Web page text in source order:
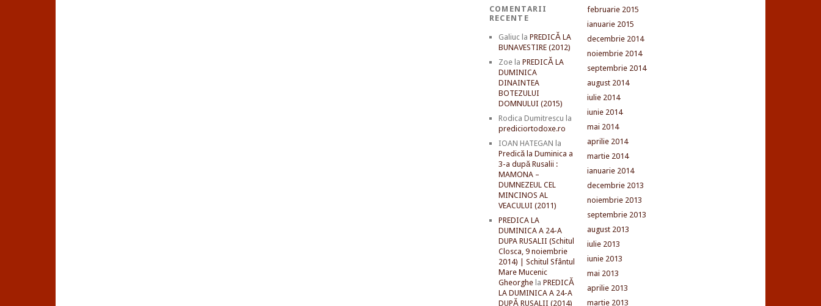
COMENTARII
RECENTE
Galiucla PREDICĂ LA
BUNAVESTIRE (2012)
Zoela PREDICĂ LA
DUMINICA
DINAINTEA
BOTEZULUI
DOMNULUI (2015)
Rodica Dumitrescu la
prediciortodoxe.ro
IOAN HATEGAN la
Predică la Duminica a
3-a după Rusalii :
MAMONA –
DUMNEZEUL CEL
MINCINOS AL
VEACULUI (2011)
PREDICA LA
DUMINICA A 24-A
DUPA RUSALII (Schitul
Closca, 9 noiembrie
2014) | Schitul Sfântul
Mare Mucenic
Gheorghela PREDICĂ
LA DUMINICA A 24-A
DUPĂ RUSALII (2014)
februarie 2015
ianuarie 2015
decembrie 2014
noiembrie 2014
septembrie 2014
august 2014
iulie 2014
iunie 2014
mai 2014
aprilie 2014
martie 2014
ianuarie 2014
decembrie 2013
noiembrie 2013
septembrie 2013
august 2013
iulie 2013
iunie 2013
mai 2013
aprilie 2013
martie 2013